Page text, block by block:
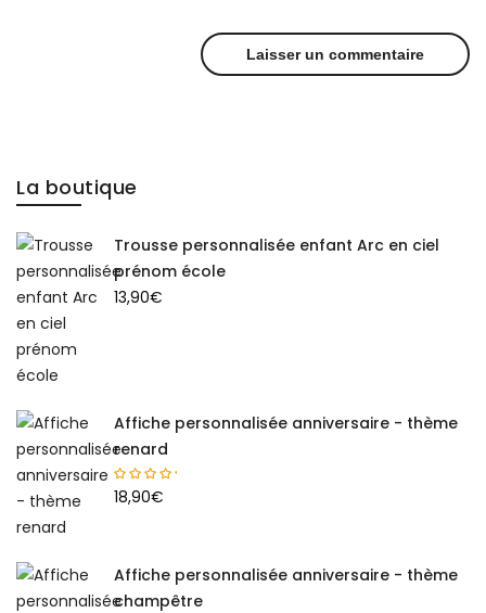
La boutique
Trousse personnalisée enfant Arc en ciel
prénom école
13,90€
Affiche personnalisée anniversaire - thème
renard
18,90€
Affiche personnalisée anniversaire - thème
champêtre